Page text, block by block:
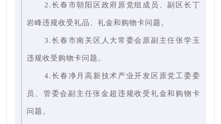
2.长春市朝阳区政府原党组成员、副区长丁
岩峰违规收受礼品、礼金和购物卡问题。
3.长春市南关区人大常委会原副主任张学玉
违规收受购物卡问题。
4.长春净月高新技术产业开发区原党工委委
员、管委会副主任张金超违规收受礼金和购物卡
问题。